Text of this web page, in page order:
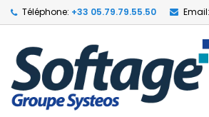
Téléphone: +33 05.79.79.55.50 Email: